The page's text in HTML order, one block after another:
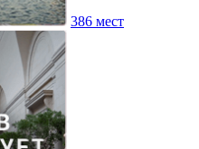
386 мест